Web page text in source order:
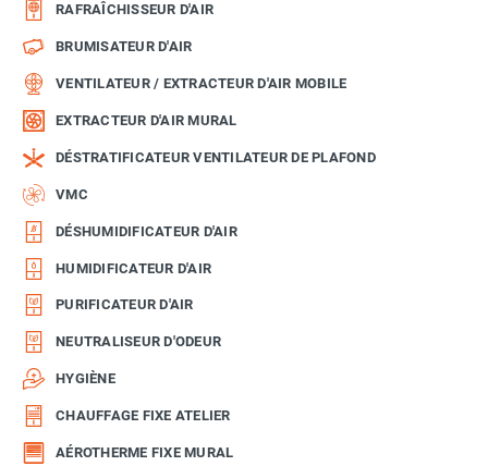
RAFRAÎCHISSEUR D'AIR
BRUMISATEUR D'AIR
VENTILATEUR / EXTRACTEUR D'AIR MOBILE
EXTRACTEUR D'AIR MURAL
DÉSTRATIFICATEUR VENTILATEUR DE PLAFOND
VMC
DÉSHUMIDIFICATEUR D'AIR
HUMIDIFICATEUR D'AIR
PURIFICATEUR D'AIR
NEUTRALISEUR D'ODEUR
HYGIÈNE
CHAUFFAGE FIXE ATELIER
AÉROTHERME FIXE MURAL